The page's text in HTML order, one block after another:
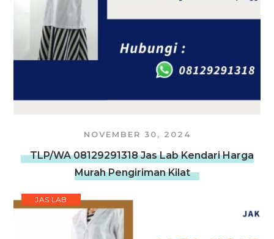
NOVEMBER 30, 2024
TLP/WA 08129291318 Jas Lab Kendari Harga
Murah Pengiriman Kilat
JAS LAB